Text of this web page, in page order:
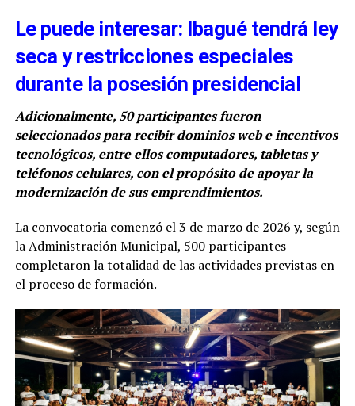
Le puede interesar: Ibagué tendrá ley
seca y restricciones especiales
durante la posesión presidencial
Adicionalmente, 50 participantes fueron
seleccionados para recibir dominios web e incentivos
tecnológicos, entre ellos computadores, tabletas y
teléfonos celulares, con el propósito de apoyar la
modernización de sus emprendimientos.
La convocatoria comenzó el 3 de marzo de 2026 y, según
la Administración Municipal, 500 participantes
completaron la totalidad de las actividades previstas en
el proceso de formación.